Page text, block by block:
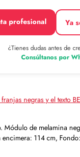
profesional Ya
¿Tienes dudas antes de
Consúltanos por
de melamina
114 cm,